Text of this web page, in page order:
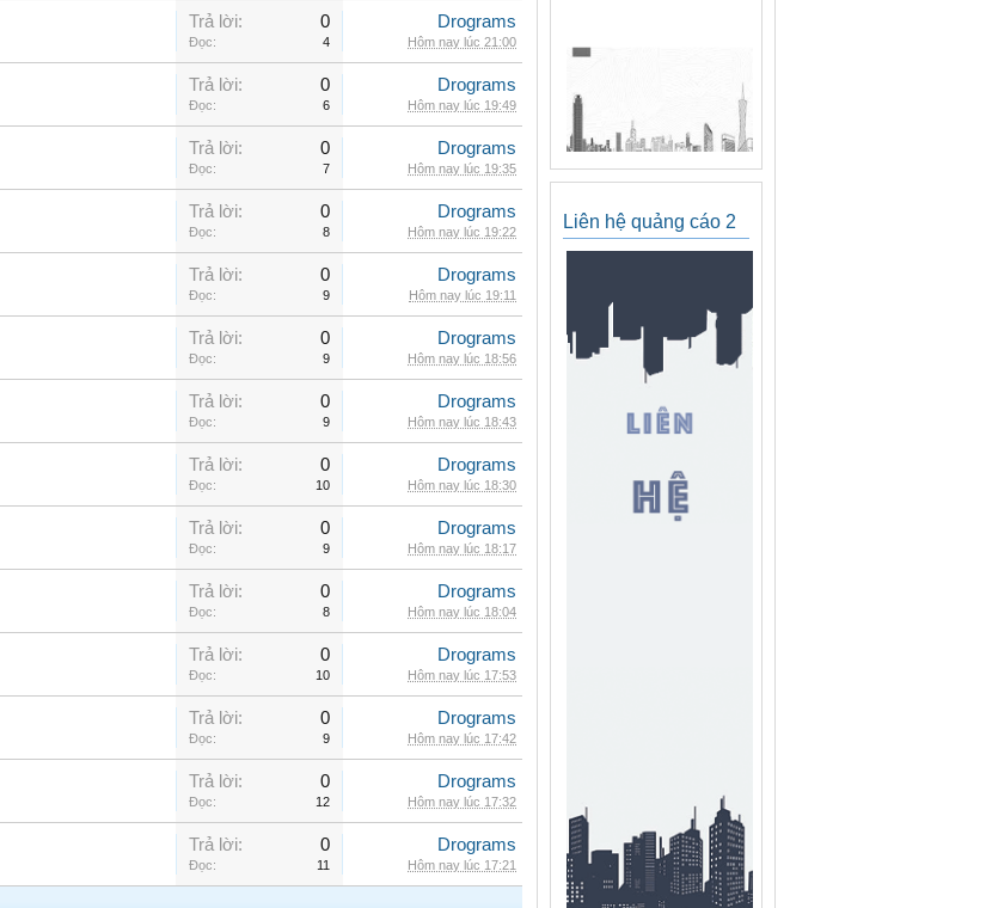
Trả lời: 0
Đọc: 4
Drograms
Hôm nay lúc 21:00
Trả lời: 0
Đọc: 6
Drograms
Hôm nay lúc 19:49
Trả lời: 0
Đọc: 7
Drograms
Hôm nay lúc 19:35
Trả lời: 0
Đọc: 8
Drograms
Hôm nay lúc 19:22
Trả lời: 0
Đọc: 9
Drograms
Hôm nay lúc 19:11
Trả lời: 0
Đọc: 9
Drograms
Hôm nay lúc 18:56
Trả lời: 0
Đọc: 9
Drograms
Hôm nay lúc 18:43
Trả lời: 0
Đọc: 10
Drograms
Hôm nay lúc 18:30
Trả lời: 0
Đọc: 9
Drograms
Hôm nay lúc 18:17
Trả lời: 0
Đọc: 8
Drograms
Hôm nay lúc 18:04
Trả lời: 0
Đọc: 10
Drograms
Hôm nay lúc 17:53
Trả lời: 0
Đọc: 9
Drograms
Hôm nay lúc 17:42
Trả lời: 0
Đọc: 12
Drograms
Hôm nay lúc 17:32
Trả lời: 0
Đọc: 11
Drograms
Hôm nay lúc 17:21
Liên hệ quảng cáo 2